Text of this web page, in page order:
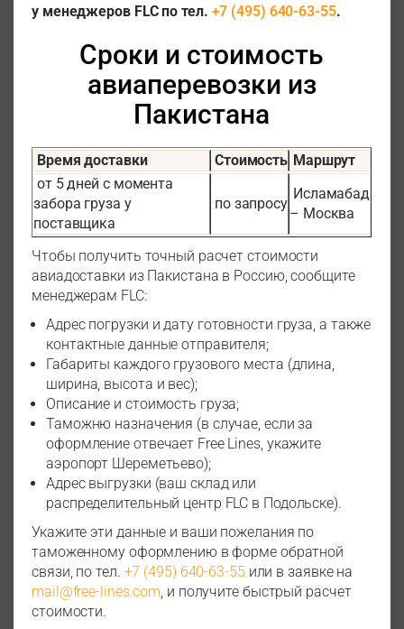
у менеджеров FLC по тел. +7 (495) 640-63-55.
Сроки и стоимость
авиаперевозки из
Пакистана
Время доставки Стоимость Маршрут
от 5 дней с момента
забора груза у
поставщика
по запросу
Исламабад
– Москва
Чтобы получить точный расчет стоимости
авиадоставки из Пакистана в Россию, сообщите
менеджерам FLC:
Адрес погрузки и дату готовности груза, а также
контактные данные отправителя;
Габариты каждого грузового места (длина,
ширина, высота и вес);
Описание и стоимость груза;
Таможню назначения (в случае, если за
оформление отвечает Free Lines, укажите
аэропорт Шереметьево);
Адрес выгрузки (ваш склад или
распределительный центр FLC в Подольске).
Укажите эти данные и ваши пожелания по
таможенному оформлению в форме обратной
связи, по тел. +7 (495) 640-63-55или в заявке на
mail@free-lines.com, и получите быстрый расчет
стоимости.